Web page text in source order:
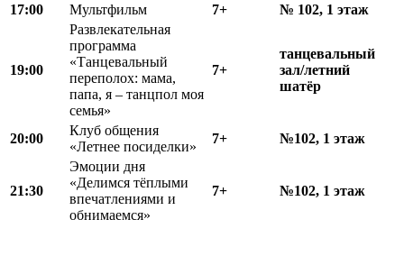
17:00
Мультфильм 7+ № 102, 1 этаж
19:00
Развлекательная
программа
«Танцевальный
переполох: мама,
папа, я – танцпол моя
семья»
7+
танцевальный
зал/летний
шатёр
20:00
Клуб общения
«Летнее посиделки»
7+ №102, 1 этаж
21:30
Эмоции дня
«Делимся тёплыми
впечатлениями и
обнимаемся»
7+ №102, 1 этаж